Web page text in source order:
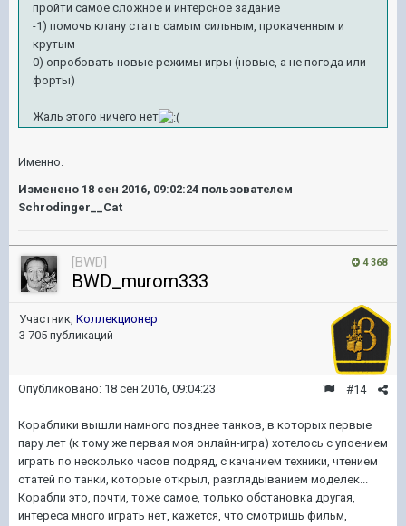
пройти самое сложное и интерсное задание
-1) помочь клану стать самым сильным, прокаченным и
крутым
0) опробовать новые режимы игры (новые, а не погода или
форты)
Жаль этого ничего нет
Именно.
Изменено 18 сен 2016, 09:02:24 пользователем
Schrodinger__Cat
4 368
[BWD]
BWD_murom333
Участник, Коллекционер
3 705 публикаций
#14
Опубликовано: 18 сен 2016, 09:04:23
Кораблики вышли намного позднее танков, в которых первые
пару лет (к тому же первая моя онлайн-игра) хотелось с упоением
играть по несколько часов подряд, с качанием техники, чтением
статей по танки, которые открыл, разглядыванием моделек...
Корабли это, почти, тоже самое, только обстановка другая,
интереса много играть нет, кажется, что смотришь фильм,